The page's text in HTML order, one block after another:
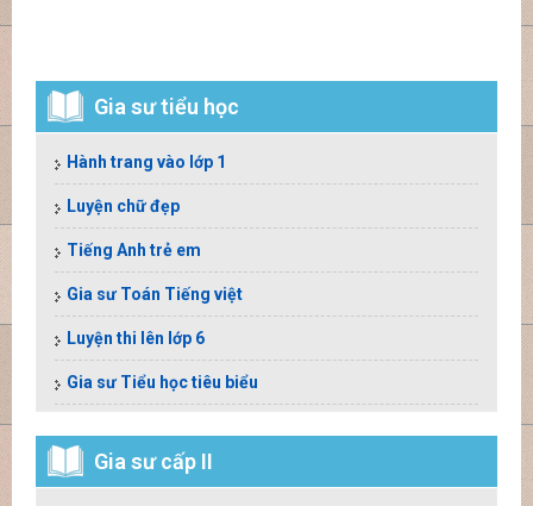
Gia sư tiểu học
Hành trang vào lớp 1
Luyện chữ đẹp
Tiếng Anh trẻ em
Gia sư Toán Tiếng việt
Luyện thi lên lớp 6
Gia sư Tiểu học tiêu biểu
Gia sư cấp II